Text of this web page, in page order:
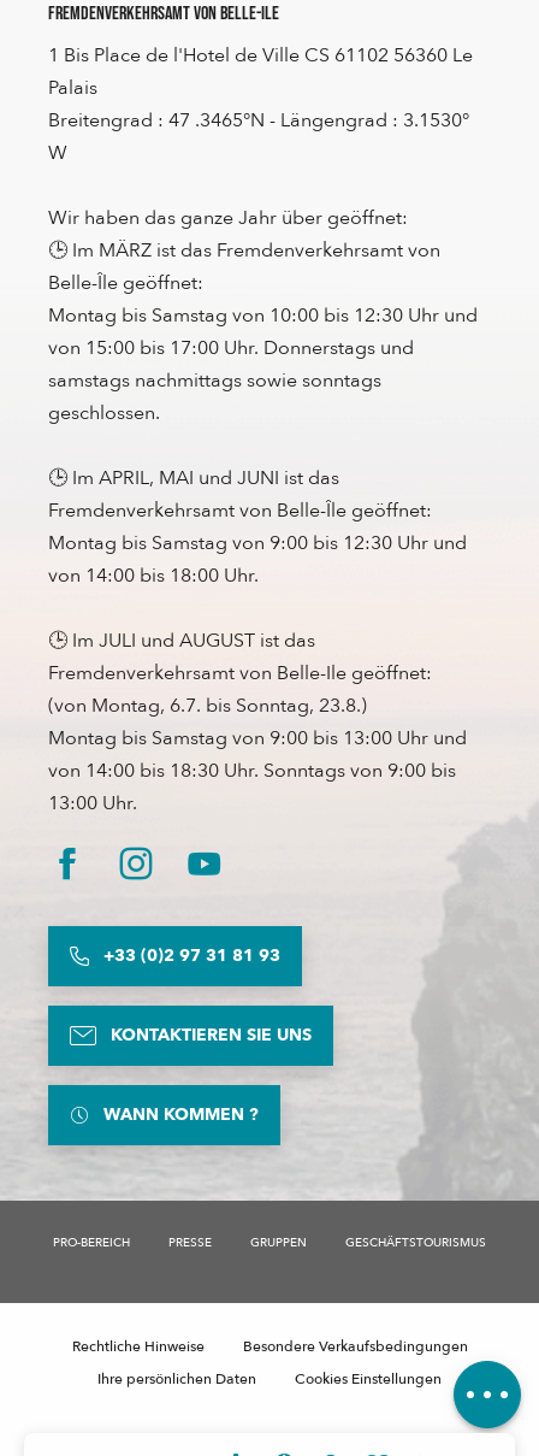
Kommentare
Fremdenverkehrsamt von Belle-Ile
1 Bis Place de l'Hotel de Ville CS 61102 56360 Le
Palais
Breitengrad : 47 .3465°N - Längengrad : 3.1530°
W
Wir haben das ganze Jahr über geöffnet:
🕒 Im MÄRZ ist das Fremdenverkehrsamt von
Belle-Île geöffnet:
Montag bis Samstag von 10:00 bis 12:30 Uhr und
von 15:00 bis 17:00 Uhr. Donnerstags und
samstags nachmittags sowie sonntags
geschlossen.
🕒 Im APRIL, MAI und JUNI ist das
Fremdenverkehrsamt von Belle-Île geöffnet:
Montag bis Samstag von 9:00 bis 12:30 Uhr und
von 14:00 bis 18:00 Uhr.
🕒 Im JULI und AUGUST ist das
Fremdenverkehrsamt von Belle-Ile geöffnet:
(von Montag, 6.7. bis Sonntag, 23.8.)
Montag bis Samstag von 9:00 bis 13:00 Uhr und
von 14:00 bis 18:30 Uhr. Sonntags von 9:00 bis
13:00 Uhr.
+33 (0)2 97 31 81 93
KONTAKTIEREN SIE UNS
WANN KOMMEN ?
PRO-BEREICH PRESSE GRUPPEN GESCHÄFTSTOURISMUS
Rechtliche Hinweise
Besondere Verkaufsbedingungen
Ihre persönlichen Daten
Cookies Einstellungen